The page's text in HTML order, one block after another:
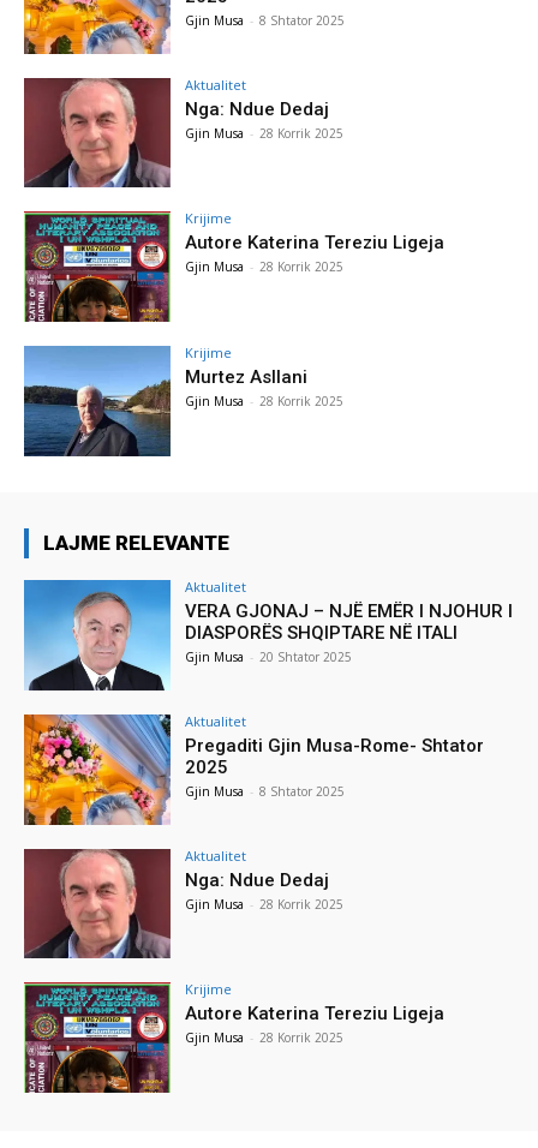
Gjin Musa - 8 Shtator 2025
Aktualitet
Nga: Ndue Dedaj
Gjin Musa - 28 Korrik 2025
Krijime
Autore Katerina Tereziu Ligeja
Gjin Musa - 28 Korrik 2025
Krijime
Murtez Asllani
Gjin Musa - 28 Korrik 2025
LAJME RELEVANTE
Aktualitet
VERA GJONAJ – NJË EMËR I NJOHUR I
DIASPORËS SHQIPTARE NË ITALI
Gjin Musa - 20 Shtator 2025
Aktualitet
Pregaditi Gjin Musa-Rome- Shtator
2025
Gjin Musa - 8 Shtator 2025
Aktualitet
Nga: Ndue Dedaj
Gjin Musa - 28 Korrik 2025
Krijime
Autore Katerina Tereziu Ligeja
Gjin Musa - 28 Korrik 2025